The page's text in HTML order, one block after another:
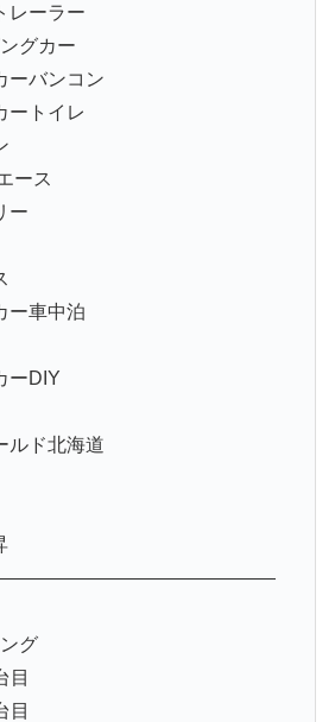
レーラー
グカー
ーバンコン
ートイレ
ース
ー
ー車中泊
ーDIY
ルド北海道
グ
目
目